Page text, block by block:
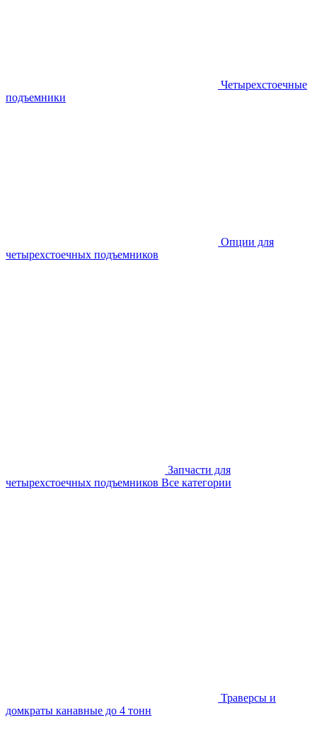
Четырехстоечные
подъемники
Опции для
четырехстоечных подъемников
Запчасти для
четырехстоечных подъемников Все категории
Траверсы и
домкраты канавные до 4 тонн